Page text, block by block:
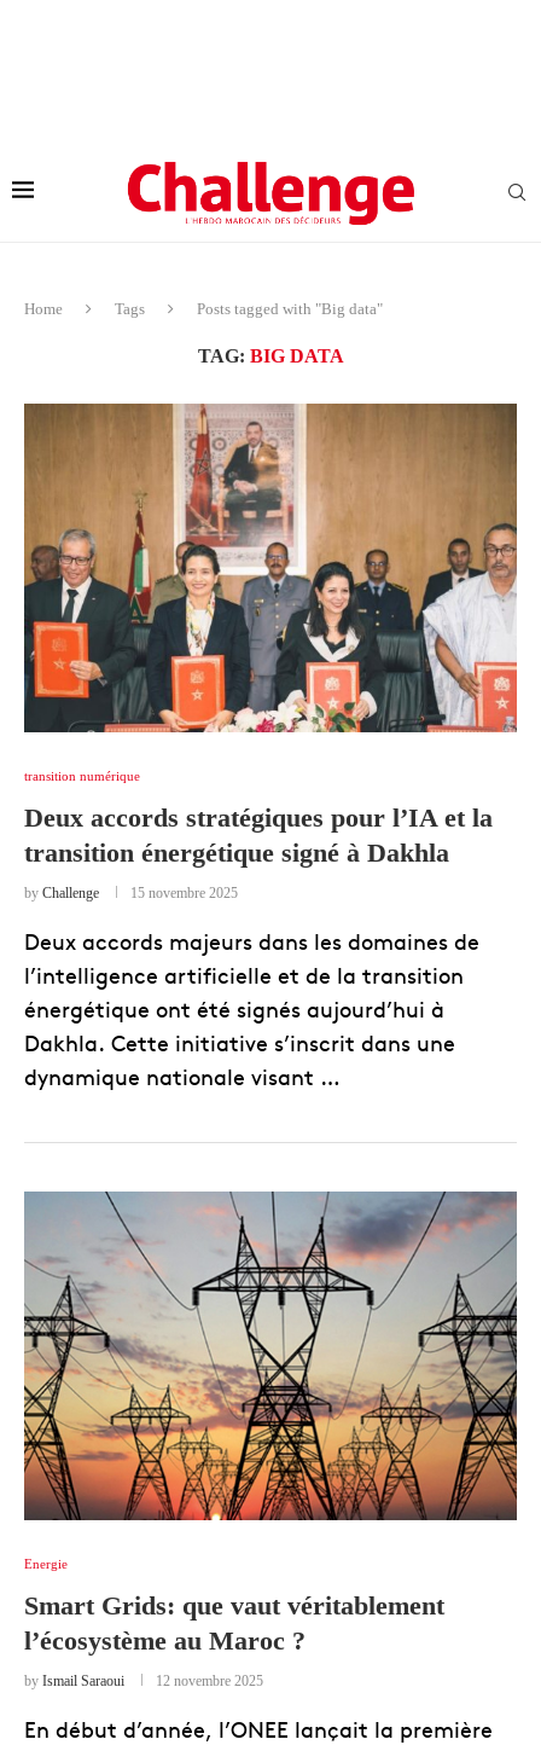
Home Tags Posts tagged with "Big data"
TAG: BIG DATA
transition numérique
Deux accords stratégiques pour l’IA et la
transition énergétique signé à Dakhla
by Challenge 15 novembre 2025
Deux accords majeurs dans les domaines de
l’intelligence artificielle et de la transition
énergétique ont été signés aujourd’hui à
Dakhla. Cette initiative s’inscrit dans une
dynamique nationale visant …
Energie
Smart Grids: que vaut véritablement
l’écosystème au Maroc ?
by Ismail Saraoui 12 novembre 2025
En début d’année, l’ONEE lançait la première